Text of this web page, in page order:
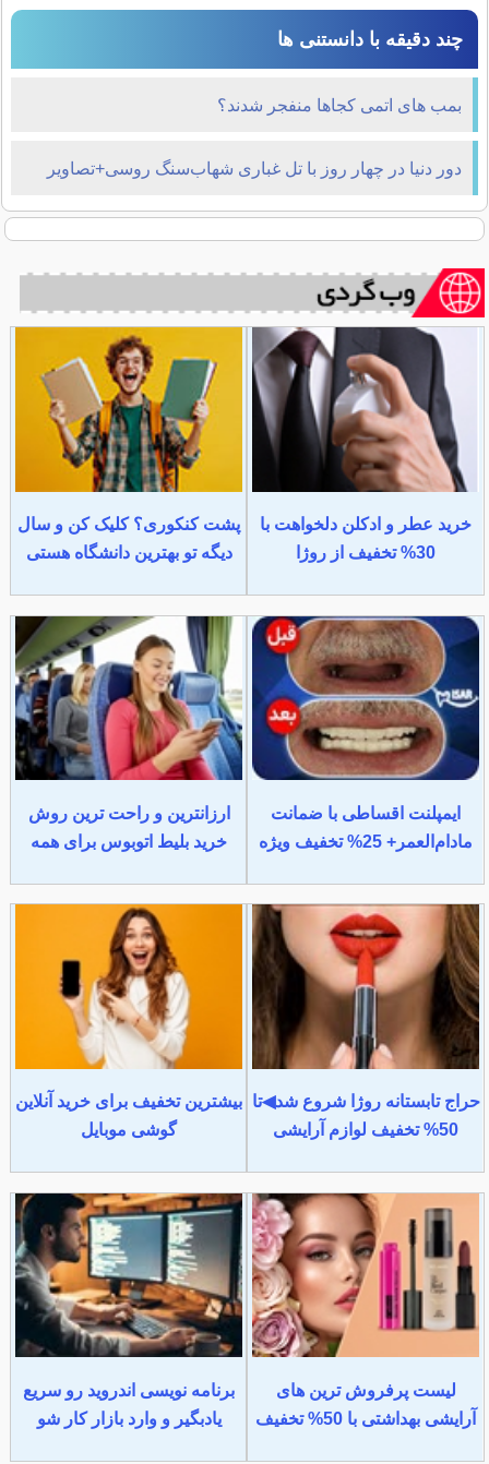
چند دقیقه با دانستنی ها
بمب های اتمی کجاها منفجر شدند؟
دور دنیا در چهار روز با تل غباری شهاب‌سنگ روسی+تصاویر
خرید عطر و ادکلن دلخواهت با
30% تخفیف از روژا
پشت کنکوری؟ کلیک کن و سال
دیگه تو بهترین دانشگاه هستی
ایمپلنت اقساطی با ضمانت
مادام‌العمر+ 25% تخفیف ویژه
ارزانترین و راحت ترین روش
خرید بلیط اتوبوس برای همه
حراج تابستانه روژا شروع شد◀تا
50% تخفیف لوازم آرایشی
بیشترین تخفیف برای خرید آنلاین
گوشی موبایل
لیست پرفروش ترین های
آرایشی بهداشتی با 50% تخفیف
برنامه نویسی اندروید رو سریع
یادبگیر و وارد بازار کار شو